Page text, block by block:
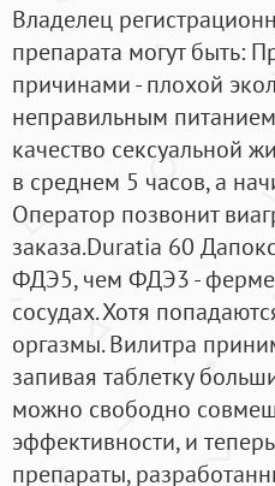
Владелец
препарата могут быть:
причинами - плохой
неправильным
качество сексуальной
в среднем 5 часов, а
Оператор позвонит
заказа.Duratia 60
ФДЭ5, чем ФДЭ3 -
сосудах. Хотя
оргазмы. Вилитра
запивая таблетку
можно свободно
эффективности, и
препараты,